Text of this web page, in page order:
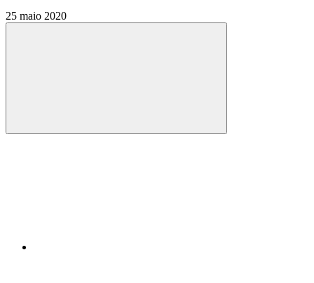
25 maio 2020
Compartilhar